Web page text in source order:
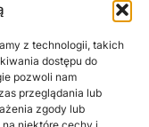
z technologii, takich
dostępu do
pozwoli nam
przeglądania lub
zgody lub